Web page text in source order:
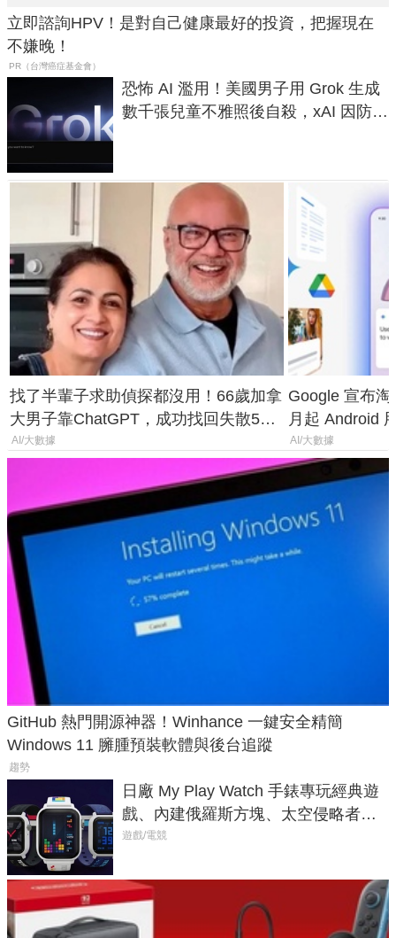
立即諮詢HPV！是對自己健康最好的投資，把握現在
不嫌晚！
PR（台灣癌症基金會）
恐怖 AI 濫用！美國男子用 Grok 生成
數千張兒童不雅照後自殺，xAI 因防護
找了半輩子求助偵探都沒用！66歲加拿
大男子靠ChatGPT，成功找回失散50
年家人
AI/大數據
Google 宣布
月起 Android
AI/大數據
GitHub 熱門開源神器！Winhance 一鍵安全精簡
Windows 11 臃腫預裝軟體與後台追蹤
趨勢
日廠 My Play Watch 手錶專玩經典遊
戲、內建俄羅斯方塊、太空侵略者，
不過竟然不能連手機？
遊戲/電競